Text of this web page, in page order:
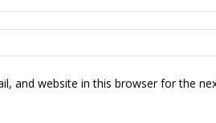
and website in this browser for the